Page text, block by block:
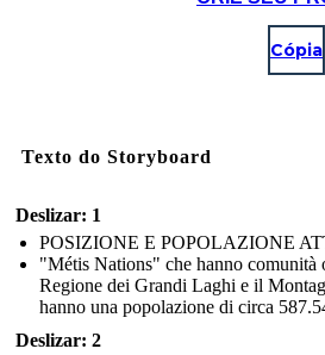
Cópia
Texto do Storyboard
Deslizar: 1
POSIZIONE E POPOLAZIONE
"Métis Nations" che hanno comunità
Regione dei Grandi Laghi e il
hanno una popolazione di circa
Deslizar: 2